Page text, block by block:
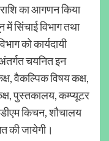
का आगणन किया
में सिंचाई विभाग तथा
को कार्यदायी
चयनित इन
वैकल्पिक विषय कक्ष,
पुस्तकालय, कम्प्यूटर
किचन, शौचालय
की जायेगी।